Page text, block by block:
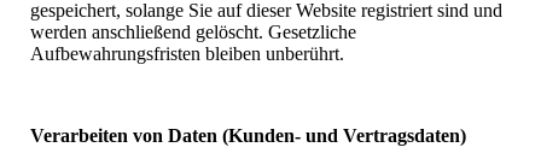
gespeichert, solange Sie auf dieser Website registriert sind und
werden anschließend gelöscht. Gesetzliche
Aufbewahrungsfristen bleiben unberührt.
Verarbeiten von Daten (Kunden- und Vertragsdaten)